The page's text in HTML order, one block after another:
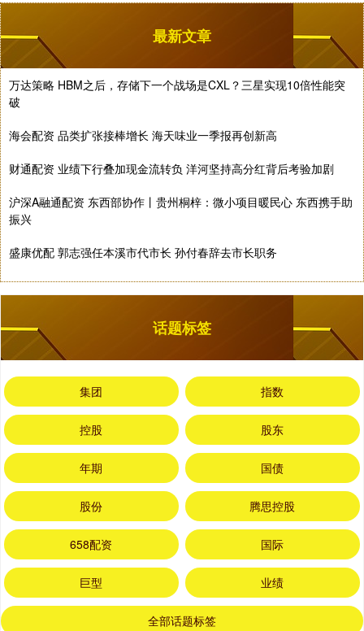
最新文章
万达策略 HBM之后，存储下一个战场是CXL？三星实现10倍性能突
破
海会配资 品类扩张接棒增长 海天味业一季报再创新高
财通配资 业绩下行叠加现金流转负 洋河坚持高分红背后考验加剧
沪深A融通配资 东西部协作丨贵州桐梓：微小项目暖民心 东西携手助
振兴
盛康优配 郭志强任本溪市代市长 孙付春辞去市长职务
话题标签
集团 指数
控股 股东
年期 国债
股份 腾思控股
658配资 国际
巨型 业绩
全部话题标签